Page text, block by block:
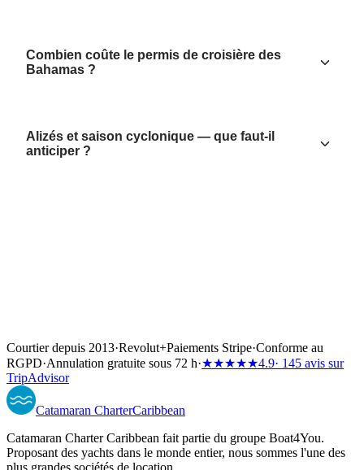
Combien coûte le permis de croisière des
Bahamas ?
Alizés et saison cyclonique — que faut-il
anticiper ?
Courtier depuis 2013·Revolut+Paiements Stripe·Conforme au
RGPD·Annulation gratuite sous 72 h·★★★★★4.9· 145 avis sur
TripAdvisor
Catamaran CharterCaribbean
Catamaran Charter Caribbean fait partie du groupe Boat4You.
Proposant des yachts dans le monde entier, nous sommes l'une des